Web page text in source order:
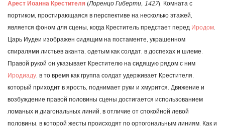
Арест Иоанна Крестителя (Лоренцо Гиберти, 1427). Комната с
портиком, простирающаяся в перспективе на несколько этажей,
является фоном для сцены, когда Креститель предстает перед Иродом
Царь Иудеи изображен сидящим на постаменте, украшенном
спиралями листьев аканта, одетым как солдат, в доспехах и шлеме.
Правой рукой он указывает Крестителю на сидящую рядом с ним
Иродиаду , в то время как группа солдат удерживает Крестителя,
который приходит в ярость, поднимает руки и хмурится. Движение и
возбуждение правой половины сцены достигается использованием
ломаных и диагональных линий, в отличие от спокойной левой
половины, в которой жесты происходят по ортогональным линиям. Как и